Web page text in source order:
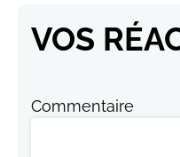
VOS
Commentaire